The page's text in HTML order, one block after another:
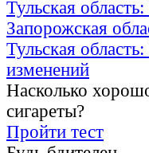
Тульская
Запорожская
Тульская
изменений
Насколько
сигареты?
Пройти тест